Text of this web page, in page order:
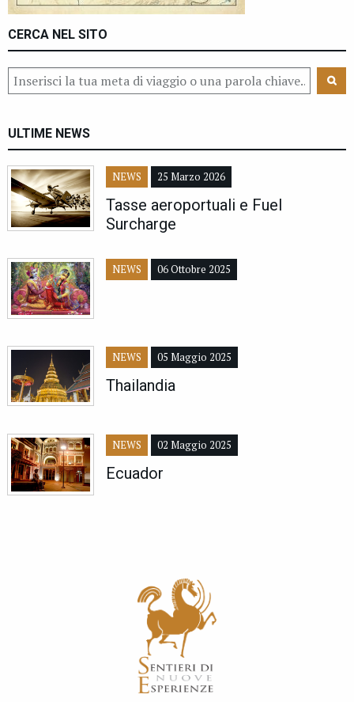
CERCA NEL SITO
ULTIME NEWS
NEWS 25 Marzo 2026
Tasse aeroportuali e Fuel
Surcharge
NEWS 06 Ottobre 2025
NEWS 05 Maggio 2025
Thailandia
NEWS 02 Maggio 2025
Ecuador